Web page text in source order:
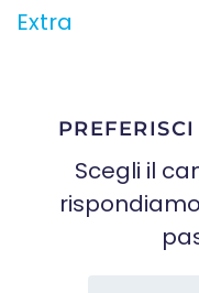
Extra
Scegli il